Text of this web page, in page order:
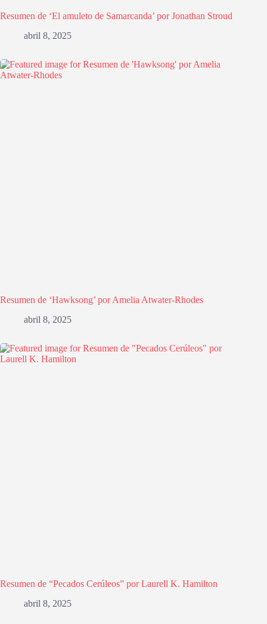
Resumen de ‘El amuleto de Samarcanda’ por Jonathan Stroud
abril 8, 2025
Resumen de ‘Hawksong’ por Amelia Atwater-Rhodes
abril 8, 2025
Resumen de “Pecados Cerúleos” por Laurell K. Hamilton
abril 8, 2025